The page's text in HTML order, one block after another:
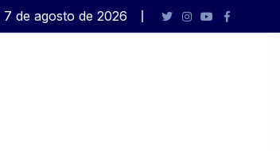
«La semilla de la política genera lo
7 de agosto de 2026